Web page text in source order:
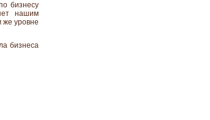
бизнесу
нашим
же уровне
бизнеса